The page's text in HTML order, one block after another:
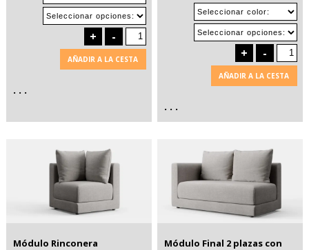
+ -
AÑADIR A LA CESTA
. . .
+ -
AÑADIR A LA CESTA
. . .
Módulo Rinconera
Módulo Final 2 plazas con